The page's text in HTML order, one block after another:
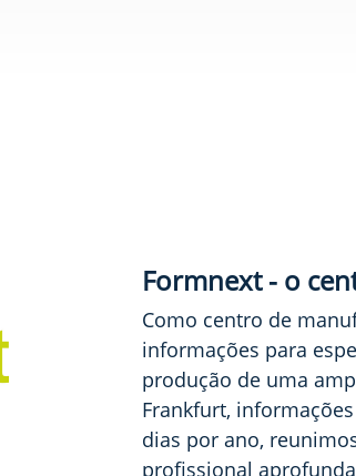
Formnext - o
Como centro de
informações para
produção de uma
Frankfurt,
dias por ano,
profissional